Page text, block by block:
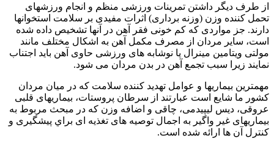
از طرف ديگر داشتن تمرينات ورزشی منظم و انجام ورزشهای
تحمل كننده وزن (وزنه برداری) اثرات مفيدی بر سلامت استخوانها
دارند. جز مواردی كه كم خونی فقر آهن در آنها تشخيص داده شده
است، ساير مردان از مصرف مكمل آهن به اشكال مختلف مانند
مولتی ويتامين مينرال يا نوشابه های ورزشی حاوی آهن بايد اجتناب
نمايند زيرا سبب تجمع آهن در بدن مردان می شود.
مهمترين بيماريها و عوامل تهديد كننده سلامت كه در ميان مردان
كشور ما شايع است عبارتند از سرطان پروستات، بيماريهای قلبی
عروقی، ديس ليپيدمی، چاقی و اضافه وزن كه در مبحث مربوط به
بيماريهای غير واگير به اجمال توصيه های تغذيه ای براي پيشگيری و
كنترل آن ها ارائه شده است.